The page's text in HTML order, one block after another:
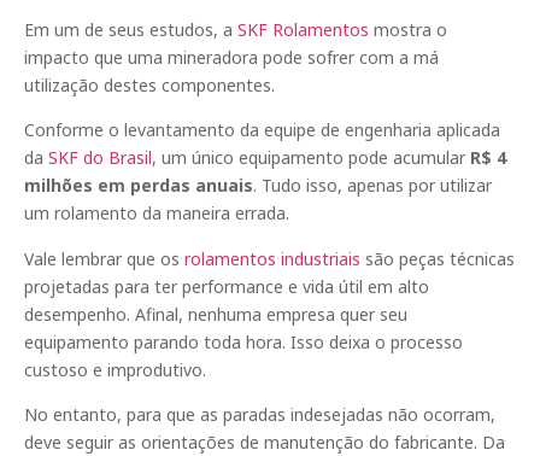
Em um de seus estudos, a SKF Rolamentos mostra o
impacto que uma mineradora pode sofrer com a má
utilização destes componentes.
Conforme o levantamento da equipe de engenharia aplicada
da SKF do Brasil, um único equipamento pode acumular R$ 4
milhões em perdas anuais. Tudo isso, apenas por utilizar
um rolamento da maneira errada.
Vale lembrar que os rolamentos industriais são peças técnicas
projetadas para ter performance e vida útil em alto
desempenho. Afinal, nenhuma empresa quer seu
equipamento parando toda hora. Isso deixa o processo
custoso e improdutivo.
No entanto, para que as paradas indesejadas não ocorram,
deve seguir as orientações de manutenção do fabricante. Da